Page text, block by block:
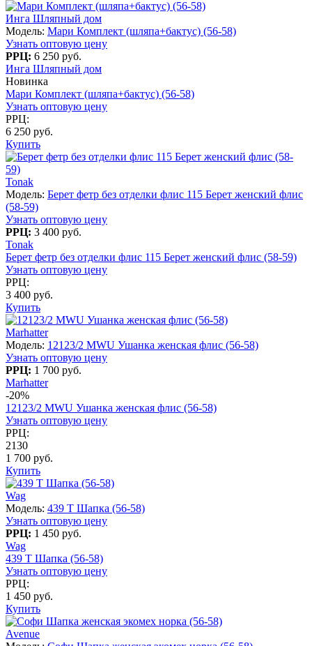
Инга Шляпный дом
Модель: Мари Комплект (шляпа+бактус) (56-58)
Узнать оптовую цену
РРЦ: 6 250 руб.
Инга Шляпный дом
Новинка
Мари Комплект (шляпа+бактус) (56-58)
Узнать оптовую цену
РРЦ:
6 250 руб.
Купить
Tonak
Модель: Берет фетр без отделки флис 115 Берет женский флис
(58-59)
Узнать оптовую цену
РРЦ: 3 400 руб.
Tonak
Берет фетр без отделки флис 115 Берет женский флис (58-59)
Узнать оптовую цену
РРЦ:
3 400 руб.
Купить
Marhatter
Модель: 12123/2 MWU Ушанка женская флис (56-58)
Узнать оптовую цену
РРЦ: 1 700 руб.
Marhatter
-20%
12123/2 MWU Ушанка женская флис (56-58)
Узнать оптовую цену
РРЦ:
2130
1 700 руб.
Купить
Wag
Модель: 439 T Шапка (56-58)
Узнать оптовую цену
РРЦ: 1 450 руб.
Wag
439 T Шапка (56-58)
Узнать оптовую цену
РРЦ:
1 450 руб.
Купить
Avenue